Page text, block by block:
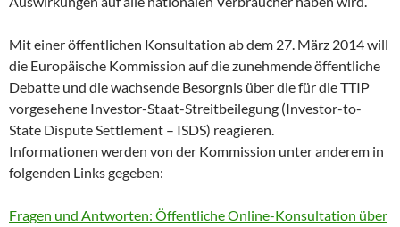
Mit einer öffentlichen Konsultation ab dem 27. März 2014 will
die Europäische Kommission auf die zunehmende öffentliche
Debatte und die wachsende Besorgnis über die für die TTIP
vorgesehene Investor-Staat-Streitbeilegung (Investor-to-
State Dispute Settlement – ISDS) reagieren.
Informationen werden von der Kommission unter anderem in
folgenden Links gegeben:
Fragen und Antworten: Öffentliche Online-Konsultation über